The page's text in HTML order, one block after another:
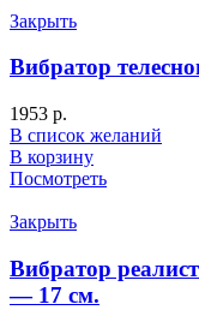
Закрыть
Вибратор
1953 р.
В список желаний
В корзину
Посмотреть
Закрыть
Вибратор
— 17 см.